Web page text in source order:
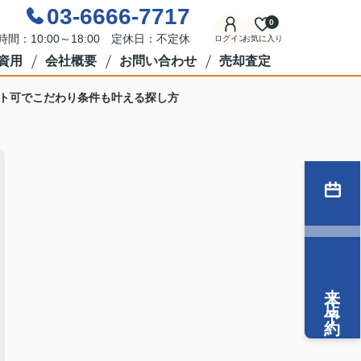
03-6666-7717
間：10:00～18:00 定休日：不定休 ログインお気に入り
0
用 会社概要 お問い合わせ 売却査定
可でこだわり条件も叶える探し方
来店予約